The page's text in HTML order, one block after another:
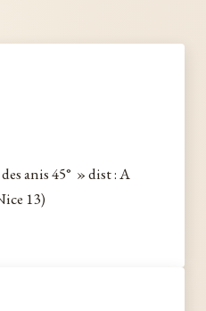
anis 45° » dist : A
13)